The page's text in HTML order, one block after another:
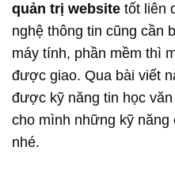
quản trị website tốt liên
nghệ thông tin cũng cần
máy tính, phần mềm thì
được giao. Qua bài viết
được kỹ năng tin học
cho mình những kỹ
nhé.